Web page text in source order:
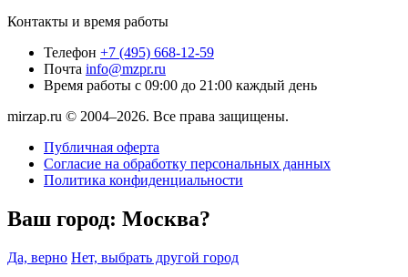
Контакты и время работы
Телефон +7 (495) 668-12-59
Почта info@mzpr.ru
Время работы с 09:00 до 21:00 каждый день
mirzap.ru © 2004–2026. Все права защищены.
Публичная оферта
Согласие на обработку персональных данных
Политика конфиденциальности
Ваш город: Москва?
Да, верно Нет, выбрать другой город